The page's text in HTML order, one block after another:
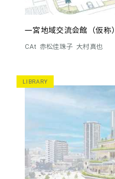
一宮地域交流会館（仮称）
CAt 赤松佳珠子 大村真也
LIBRARY